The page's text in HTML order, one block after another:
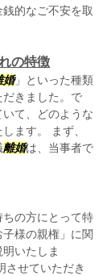
的なご不安を取
の特徴
婚」といった種類
きました。で
て、どのような
ます。 まず、
離婚は、当事者で
の方にとって特
様の親権」に関
いたしま
させていただき